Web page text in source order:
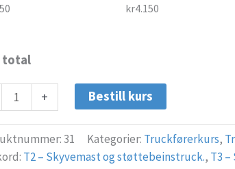
kr4.150
total
+ Bestill kurs
31 Kategorier: Truckførerkurs,
T2 – Skyvemast og støttebeinstruck., T3